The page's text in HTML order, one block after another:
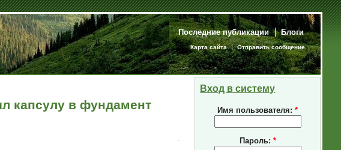
Последние публикации Блоги
Карта сайта Отправить сообщение
капсулу в фундамент
Вход в систему
Имя пользователя:*
Пароль: *